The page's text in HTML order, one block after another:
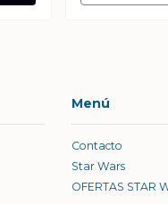
Menú
Contacto
Star Wars
OFERTAS STAR